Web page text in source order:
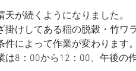
天が続くようになりました。
掛けしてある稲の脱穀・竹ワ
件によって作業が変わります。
は8：00から12：00、午後の